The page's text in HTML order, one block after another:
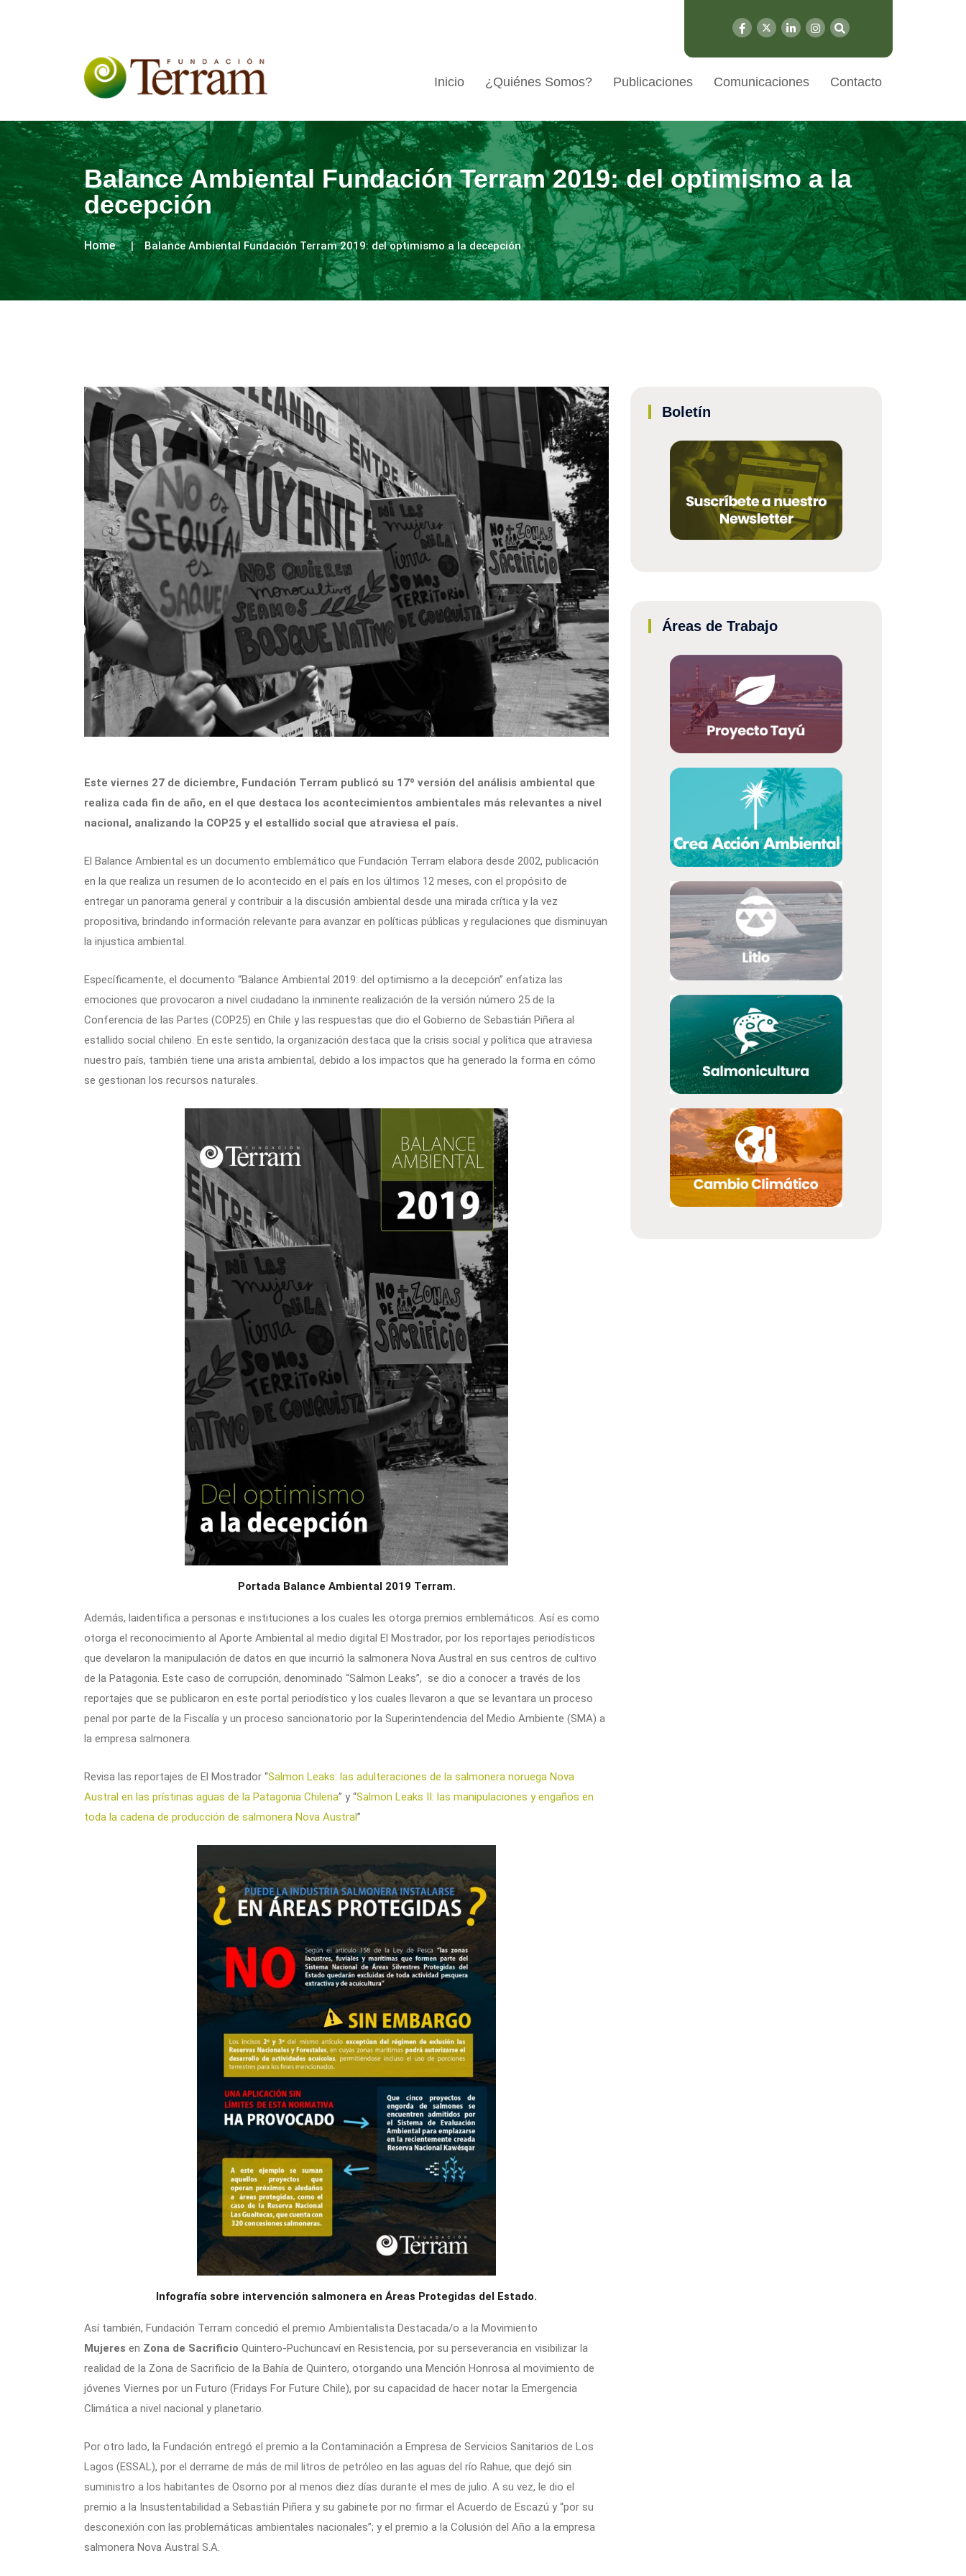
Inicio ¿Quiénes Somos? Publicaciones Comunicaciones Contacto
Balance Ambiental Fundación Terram 2019: del optimismo a la
decepción
Home Balance Ambiental Fundación Terram 2019: del optimismo a la decepción
Este viernes 27 de diciembre, Fundación Terram publicó su 17º versión del análisis ambiental que
realiza cada fin de año, en el que destaca los acontecimientos ambientales más relevantes a nivel
nacional, analizando la COP25 y el estallido social que atraviesa el país.
El Balance Ambiental es un documento emblemático que Fundación Terram elabora desde 2002, publicación
en la que realiza un resumen de lo acontecido en el país en los últimos 12 meses, con el propósito de
entregar un panorama general y contribuir a la discusión ambiental desde una mirada crítica y la vez
propositiva, brindando información relevante para avanzar en políticas públicas y regulaciones que disminuyan
la injustica ambiental.
Específicamente, el documento “Balance Ambiental 2019: del optimismo a la decepción” enfatiza las
emociones que provocaron a nivel ciudadano la inminente realización de la versión número 25 de la
Conferencia de las Partes (COP25) en Chile y las respuestas que dio el Gobierno de Sebastián Piñera al
estallido social chileno. En este sentido, la organización destaca que la crisis social y política que atraviesa
nuestro país, también tiene una arista ambiental, debido a los impactos que ha generado la forma en cómo
se gestionan los recursos naturales.
Portada Balance Ambiental 2019 Terram.
Además, laidentifica a personas e instituciones a los cuales les otorga premios emblemáticos. Así es como
otorga el reconocimiento al Aporte Ambiental al medio digital El Mostrador, por los reportajes periodísticos
que develaron la manipulación de datos en que incurrió la salmonera Nova Austral en sus centros de cultivo
de la Patagonia. Este caso de corrupción, denominado “Salmon Leaks”, se dio a conocer a través de los
reportajes que se publicaron en este portal periodístico y los cuales llevaron a que se levantara un proceso
penal por parte de la Fiscalía y un proceso sancionatorio por la Superintendencia del Medio Ambiente (SMA) a
la empresa salmonera.
Revisa las reportajes de El Mostrador “Salmon Leaks: las adulteraciones de la salmonera noruega Nova
Austral en las prístinas aguas de la Patagonia Chilena” y “Salmon Leaks II: las manipulaciones y engaños en
toda la cadena de producción de salmonera Nova Austral”
Infografía sobre intervención salmonera en Áreas Protegidas del Estado.
Así también, Fundación Terram concedió el premio Ambientalista Destacada/o a la Movimiento
Mujeres en Zona de Sacrificio Quintero-Puchuncaví en Resistencia, por su perseverancia en visibilizar la
realidad de la Zona de Sacrificio de la Bahía de Quintero, otorgando una Mención Honrosa al movimiento de
jóvenes Viernes por un Futuro (Fridays For Future Chile), por su capacidad de hacer notar la Emergencia
Climática a nivel nacional y planetario.
Por otro lado, la Fundación entregó el premio a la Contaminación a Empresa de Servicios Sanitarios de Los
Lagos (ESSAL), por el derrame de más de mil litros de petróleo en las aguas del río Rahue, que dejó sin
suministro a los habitantes de Osorno por al menos diez días durante el mes de julio. A su vez, le dio el
premio a la Insustentabilidad a Sebastián Piñera y su gabinete por no firmar el Acuerdo de Escazú y “por su
desconexión con las problemáticas ambientales nacionales”; y el premio a la Colusión del Año a la empresa
salmonera Nova Austral S.A.
Boletín
Áreas de Trabajo